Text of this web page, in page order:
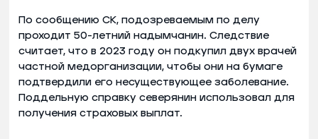
По сообщению СК, подозреваемым по делу
проходит 50-летний надымчанин. Следствие
считает, что в 2023 году он подкупил двух врачей
частной медорганизации, чтобы они на бумаге
подтвердили его несуществующее заболевание.
Поддельную справку северянин использовал для
получения страховых выплат.